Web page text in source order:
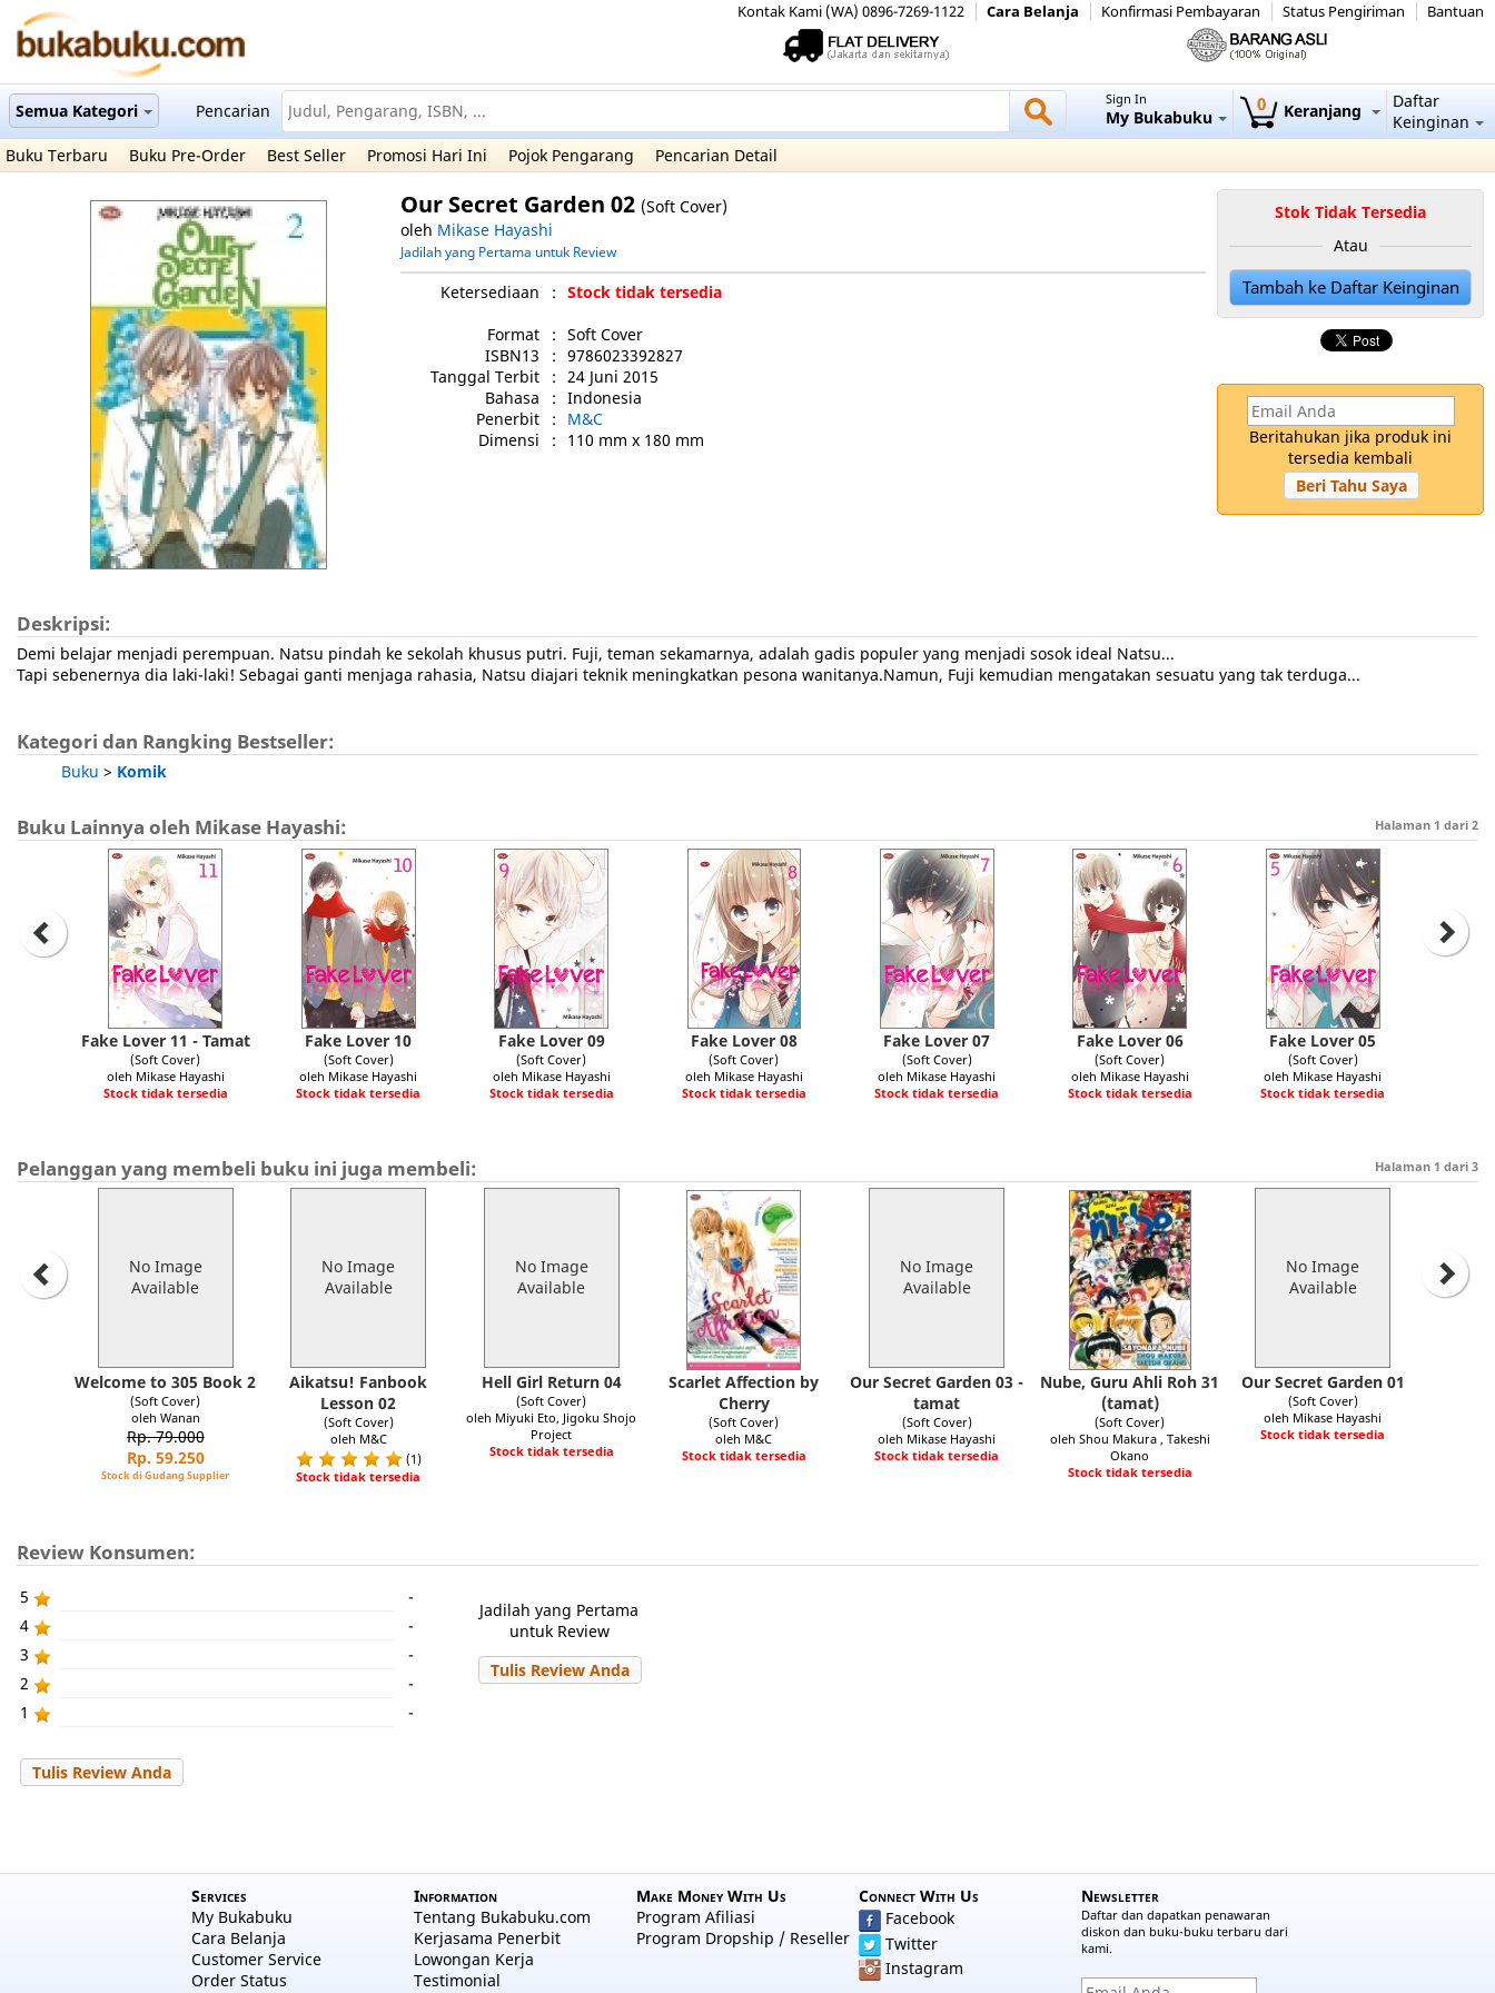
Kontak Kami (WA) 0896-7269-1122 Cara Belanja Konfirmasi Pembayaran Status Pengiriman Bantuan
Semua Kategori
Daftar
Keinginan
Pencarian 0 Keranjang
Sign In
My Bukabuku
Buku Terbaru
Buku Pre-Order Best Seller Promosi Hari Ini Pojok Pengarang Pencarian Detail
Stok Tidak Tersedia
Atau
Tambah ke Daftar Keinginan
Beritahukan jika produk ini
tersedia kembali
Beri Tahu Saya
Our Secret Garden 02 (Soft Cover)
oleh Mikase Hayashi
Jadilah yang Pertama untuk Review
Ketersediaan : Stock tidak tersedia
Format
: Soft Cover
ISBN13
: 9786023392827
Tanggal Terbit
: 24 Juni 2015
Bahasa
: Indonesia
Penerbit
:
M&C
Dimensi
: 110 mm x 180 mm
Deskripsi:
Demi belajar menjadi perempuan. Natsu pindah ke sekolah khusus putri. Fuji, teman sekamarnya, adalah gadis populer yang menjadi sosok ideal Natsu...
Tapi sebenernya dia laki-laki! Sebagai ganti menjaga rahasia, Natsu diajari teknik meningkatkan pesona wanitanya.Namun, Fuji kemudian mengatakan sesuatu yang tak terduga...
Kategori dan Rangking Bestseller:
Buku > Komik
Buku Lainnya oleh Mikase Hayashi: Halaman 1 dari 2
Fake Lover 11 - Tamat
(Soft Cover)
oleh Mikase Hayashi
Stock tidak tersedia
Fake Lover 10
(Soft Cover)
oleh Mikase Hayashi
Stock tidak tersedia
Fake Lover 09
(Soft Cover)
oleh Mikase Hayashi
Stock tidak tersedia
Fake Lover 08
(Soft Cover)
oleh Mikase Hayashi
Stock tidak tersedia
Fake Lover 07
(Soft Cover)
oleh Mikase Hayashi
Stock tidak tersedia
Fake Lover 06
(Soft Cover)
oleh Mikase Hayashi
Stock tidak tersedia
Fake Lover 05
(Soft Cover)
oleh Mikase Hayashi
Stock tidak tersedia
Pelanggan yang membeli buku ini juga membeli: Halaman 1 dari 3
No Image
Available
Welcome to 305 Book 2
(Soft Cover)
oleh Wanan
Rp. 79.000
Rp. 59.250
Stock di Gudang Supplier
No Image
Available
Aikatsu! Fanbook
Lesson 02
(Soft Cover)
oleh M&C
(1)
Stock tidak tersedia
No Image
Available
Hell Girl Return 04
(Soft Cover)
oleh Miyuki Eto, Jigoku Shojo
Project
Stock tidak tersedia
Scarlet Affection by
Cherry
(Soft Cover)
oleh M&C
Stock tidak tersedia
No Image
Available
Our Secret Garden 03 -
tamat
(Soft Cover)
oleh Mikase Hayashi
Stock tidak tersedia
Nube, Guru Ahli Roh 31
(tamat)
(Soft Cover)
oleh Shou Makura , Takeshi
Okano
Stock tidak tersedia
No Image
Available
Our Secret Garden 01
(Soft Cover)
oleh Mikase Hayashi
Stock tidak tersedia
Review Konsumen:
5
-
4
-
3
-
2
-
1
-
Jadilah yang Pertama
untuk Review
Tulis Review Anda
Tulis Review Anda
Services
My Bukabuku
Cara Belanja
Customer Service
Order Status
Information
Tentang Bukabuku.com
Kerjasama Penerbit
Lowongan Kerja
Testimonial
Make Money With Us
Program Afiliasi
Program Dropship / Reseller
Connect With Us
Facebook
Twitter
Instagram
Newsletter
Daftar dan dapatkan penawaran
diskon dan buku-buku terbaru dari
kami.